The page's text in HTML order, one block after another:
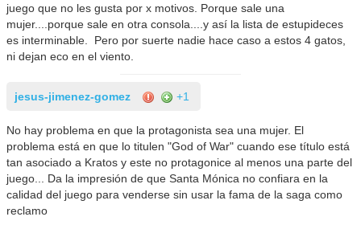
juego que no les gusta por x motivos. Porque sale una
mujer....porque sale en otra consola....y así la lista de estupideces
es interminable. Pero por suerte nadie hace caso a estos 4 gatos,
ni dejan eco en el viento.
jesus-jimenez-gomez +1
No hay problema en que la protagonista sea una mujer. El
problema está en que lo titulen "God of War" cuando ese título está
tan asociado a Kratos y este no protagonice al menos una parte del
juego... Da la impresión de que Santa Mónica no confiara en la
calidad del juego para venderse sin usar la fama de la saga como
reclamo